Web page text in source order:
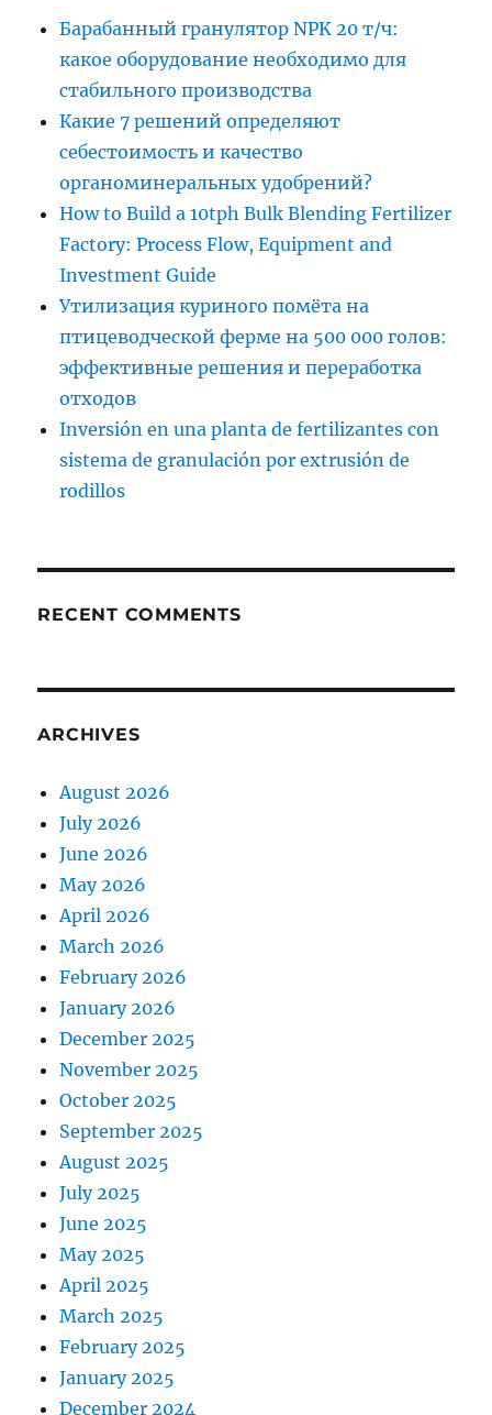
Барабанный гранулятор NPK 20 т/ч:
какое оборудование необходимо для
стабильного производства
Какие 7 решений определяют
себестоимость и качество
органоминеральных удобрений?
How to Build a 10tph Bulk Blending Fertilizer
Factory: Process Flow, Equipment and
Investment Guide
Утилизация куриного помёта на
птицеводческой ферме на 500 000 голов:
эффективные решения и переработка
отходов
Inversión en una planta de fertilizantes con
sistema de granulación por extrusión de
rodillos
RECENT COMMENTS
ARCHIVES
August 2026
July 2026
June 2026
May 2026
April 2026
March 2026
February 2026
January 2026
December 2025
November 2025
October 2025
September 2025
August 2025
July 2025
June 2025
May 2025
April 2025
March 2025
February 2025
January 2025
December 2024